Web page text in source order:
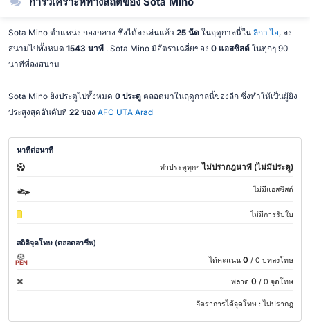
Sota Mino ตำแหน่ง กองกลาง ซึ่งได้ลงเล่นแล้ว 25 นัดในฤดูกาลนี้ใน ลีกา ไอ, ลง
สนามไปทั้งหมด 1543 นาที . Sota Mino มีอัตราเฉลี่ยของ 0 แอสซิสต์ในทุกๆ 90
นาทีที่ลงสนาม
Sota Mino ยิงประตูไปทั้งหมด 0 ประตูตลอดมาในฤดูกาลนี้ของลีก ซึ่งทำให้เป็นผู้ยิง
ประสูงสุดอันดับที่ 22ของ AFC UTA Arad
นาทีต่อนาที
ทำประตูทุกๆ ไม่ปรากฎนาที (ไม่มีประตู)
ไม่มีแอสซิสต์
ไม่มีการรับใบ
สถิติจุดโทษ (ตลอดอาชีพ)
PEN ได้คะแนน 0 / 0 บทลงโทษ
พลาด 0 / 0 จุดโทษ
อัตราการได้จุดโทษ :ไม่ปรากฎ